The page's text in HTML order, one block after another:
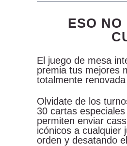
ESO NO
El juego de mesa
premia tus mejores
totalmente
Olvidate de los
30 cartas
permiten enviar
icónicos a cualquier
orden y desatando